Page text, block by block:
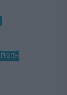
ΠΟΠΗ